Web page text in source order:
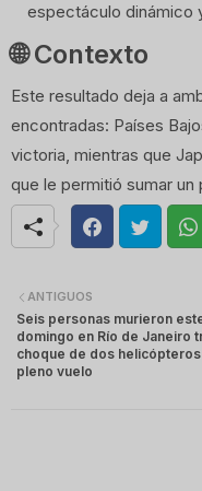
espectáculo dinámico
🌐 Contexto
Este resultado deja a
encontradas: Países
victoria, mientras que
que le permitió sumar un
ANTIGUOS
Seis personas murieron
domingo en Río de Janeiro
choque de dos
pleno vuelo